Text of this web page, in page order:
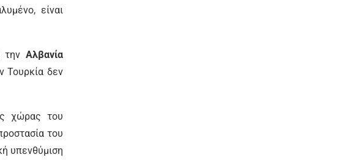
είναι
την Αλβανία
Τουρκία δεν
χώρας του
του
υπενθύμιση